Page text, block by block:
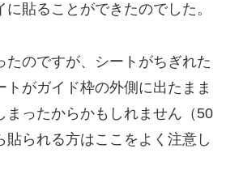
貼ることができたのでした。
たのですが、シートがちぎれた
トがガイド枠の外側に出たまま
まったからかもしれません（50
貼られる方はここをよく注意し